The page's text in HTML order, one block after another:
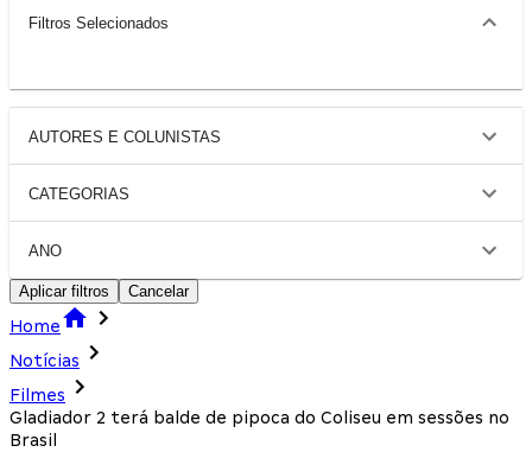
Filtros Selecionados
AUTORES E COLUNISTAS
CATEGORIAS
ANO
Aplicar filtros Cancelar
Home
Notícias
Filmes
Gladiador 2 terá balde de pipoca do Coliseu em sessões no
Brasil